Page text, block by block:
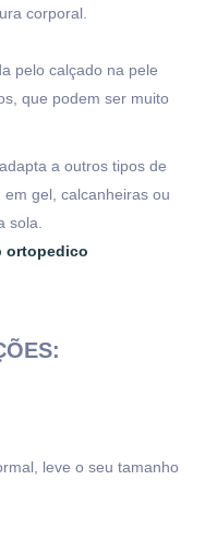
corporal.
pelo calçado na pele
que podem ser muito
a outros tipos de
gel, calcanheiras ou
sola.
leve o seu tamanho